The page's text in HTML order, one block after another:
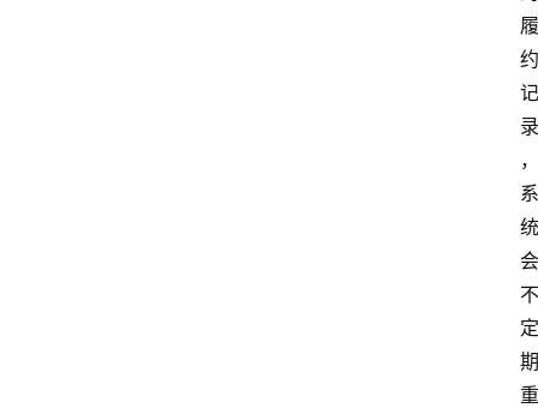
履
约
记
录
，
系
统
会
不
定
期
重